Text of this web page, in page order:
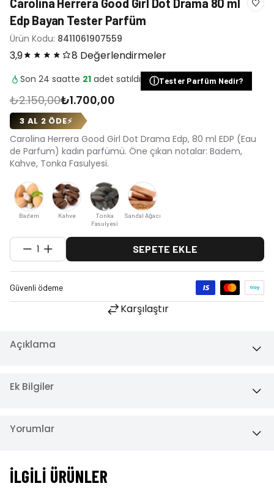
Carolina Herrera Good Girl Dot Drama 80 ml
Edp Bayan Tester Parfüm
Ürün Kodu: 8411061907559
3,9 8 Değerlendirmeler
Son 24 saatte 21 adet satıldı ⓘTester Parfüm Nedir?
₺2.150,00₺1.700,00
3 AL 2 ÖDE⚡
Carolina Herrera Good Girl Dot Drama Edp, 80 ml EDP (Eau
de Parfum) kadın parfümü. Öne çıkan notalar: Badem,
Kahve, Tonka Fasulyesi.
Badem Kahve
Tonka
Fasulyesi
Sandal Ağacı
1 SEPETE EKLE
Karşılaştır
Açıklama
Ek Bilgiler
Yorumlar
İLGILI ÜRÜNLER